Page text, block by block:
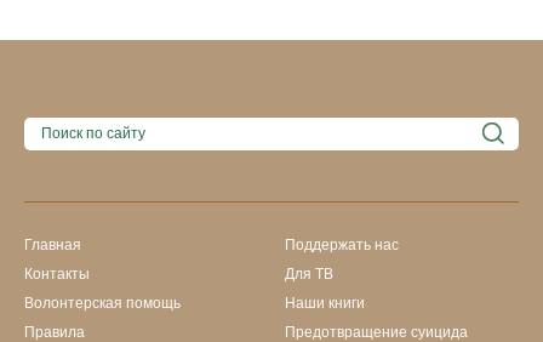
Главная
Контакты
Волонтерская помощь
Правила
Поддержать нас
Для ТВ
Наши книги
Предотвращение суицида